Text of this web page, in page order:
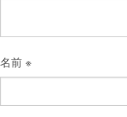
名前 ※